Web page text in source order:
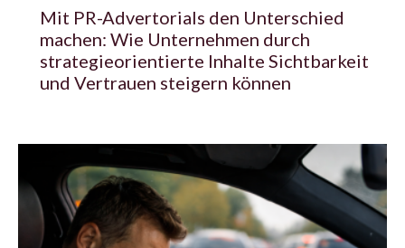
Mit PR-Advertorials den Unterschied
machen: Wie Unternehmen durch
strategieorientierte Inhalte Sichtbarkeit
und Vertrauen steigern können